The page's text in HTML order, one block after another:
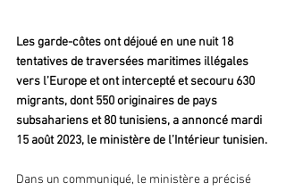
Les garde-côtes ont déjoué en une nuit 18
tentatives de traversées maritimes illégales
vers l’Europe et ont intercepté et secouru 630
migrants, dont 550 originaires de pays
subsahariens et 80 tunisiens, a annoncé mardi
15 août 2023, le ministère de l’Intérieur tunisien.
Dans un communiqué, le ministère a précisé